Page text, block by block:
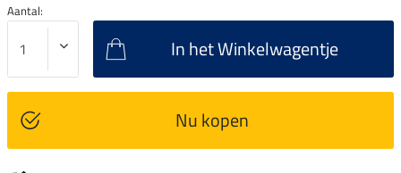
Aantal:
In het Winkelwagentje
Nu kopen